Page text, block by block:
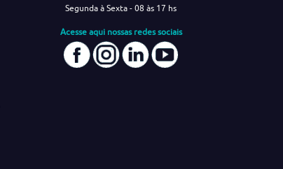
Segunda à Sexta - 08 às 17 hs
Acesse aqui nossas redes sociais